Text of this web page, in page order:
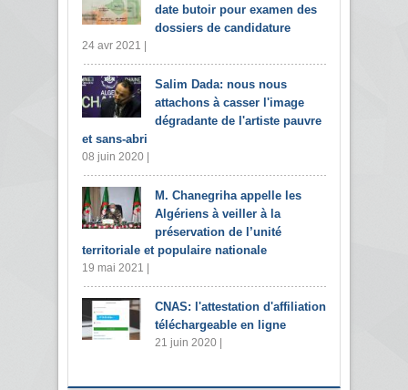
date butoir pour examen des
dossiers de candidature
24 avr 2021 |
Salim Dada: nous nous
attachons à casser l'image
dégradante de l'artiste pauvre
et sans-abri
08 juin 2020 |
M. Chanegriha appelle les
Algériens à veiller à la
préservation de l’unité
territoriale et populaire nationale
19 mai 2021 |
CNAS: l'attestation d'affiliation
téléchargeable en ligne
21 juin 2020 |